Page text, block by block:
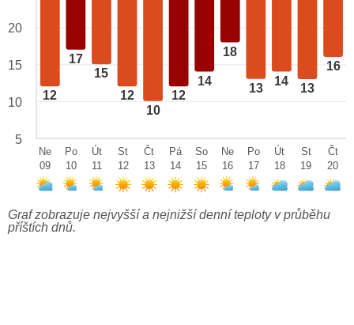
12
17
15
12
10
12
14
18
13
14
13
16
20
15
10
5
Ne
09
Po
10
Út
11
St
12
Čt
13
Pá
14
So
15
Ne
16
Po
17
Út
18
St
19
Čt
20
Graf zobrazuje nejvyšší a nejnižší denní teploty v průběhu
příštích dnů.